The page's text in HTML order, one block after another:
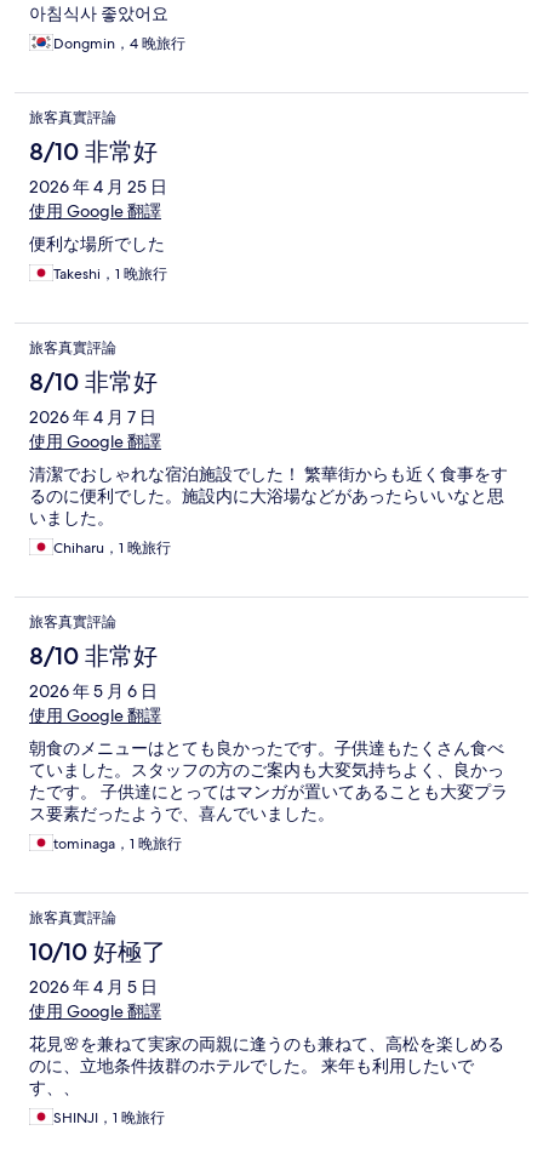
아침식사 좋았어요
Dongmin，4 晚旅行
旅客真實評論
8/10 非常好
2026 年 4 月 25 日
使用 Google 翻譯
便利な場所でした
Takeshi，1 晚旅行
旅客真實評論
8/10 非常好
2026 年 4 月 7 日
使用 Google 翻譯
清潔でおしゃれな宿泊施設でした！ 繁華街からも近く食事をす
るのに便利でした。施設内に大浴場などがあったらいいなと思
いました。
Chiharu，1 晚旅行
旅客真實評論
8/10 非常好
2026 年 5 月 6 日
使用 Google 翻譯
朝食のメニューはとても良かったです。子供達もたくさん食べ
ていました。スタッフの方のご案内も大変気持ちよく、良かっ
たです。 子供達にとってはマンガが置いてあることも大変プラ
ス要素だったようで、喜んでいました。
tominaga，1 晚旅行
旅客真實評論
10/10 好極了
2026 年 4 月 5 日
使用 Google 翻譯
花見🌸を兼ねて実家の両親に逢うのも兼ねて、高松を楽しめる
のに、立地条件抜群のホテルでした。 来年も利用したいで
す、、
SHINJI，1 晚旅行